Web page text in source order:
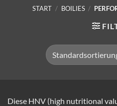
START / BOILIES /
Diese HNV (high nutritional